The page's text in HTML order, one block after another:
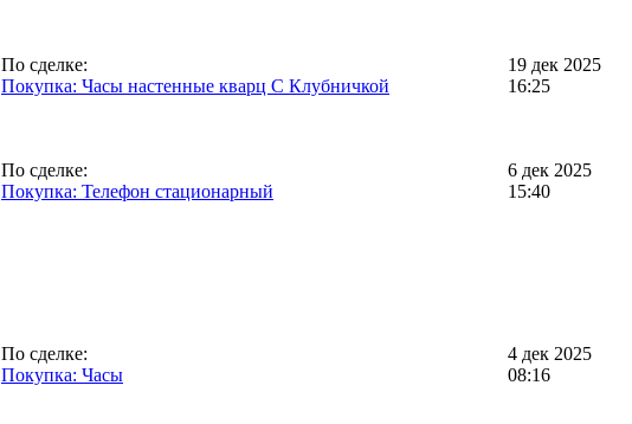
По сделке:
Покупка: Часы настенные кварц С Клубничкой
19 дек 2025
16:25
По сделке:
Покупка: Телефон стационарный
6 дек 2025
15:40
По сделке:
Покупка: Часы
4 дек 2025
08:16